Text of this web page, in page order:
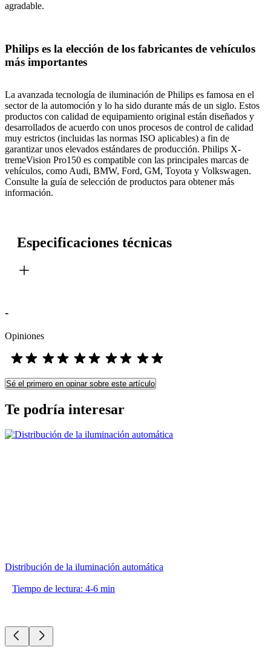
agradable.
Philips es la elección de los fabricantes de vehículos
más importantes
La avanzada tecnología de iluminación de Philips es famosa en el
sector de la automoción y lo ha sido durante más de un siglo. Estos
productos con calidad de equipamiento original están diseñados y
desarrollados de acuerdo con unos procesos de control de calidad
muy estrictos (incluidas las normas ISO aplicables) a fin de
garantizar unos elevados estándares de producción. Philips X-
tremeVision Pro150 es compatible con las principales marcas de
vehículos, como Audi, BMW, Ford, GM, Toyota y Volkswagen.
Consulte la guía de selección de productos para obtener más
información.
Especificaciones técnicas
-
Opiniones
Sé el primero en opinar sobre este artículo
Te podría interesar
Distribución de la iluminación automática
Tiempo de lectura: 4-6 min